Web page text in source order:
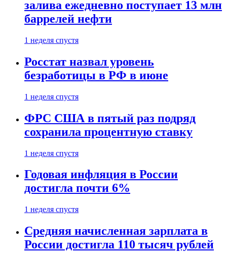
залива ежедневно поступает 13 млн
баррелей нефти
1 неделя спустя
Росстат назвал уровень
безработицы в РФ в июне
1 неделя спустя
ФРС США в пятый раз подряд
сохранила процентную ставку
1 неделя спустя
Годовая инфляция в России
достигла почти 6%
1 неделя спустя
Средняя начисленная зарплата в
России достигла 110 тысяч рублей